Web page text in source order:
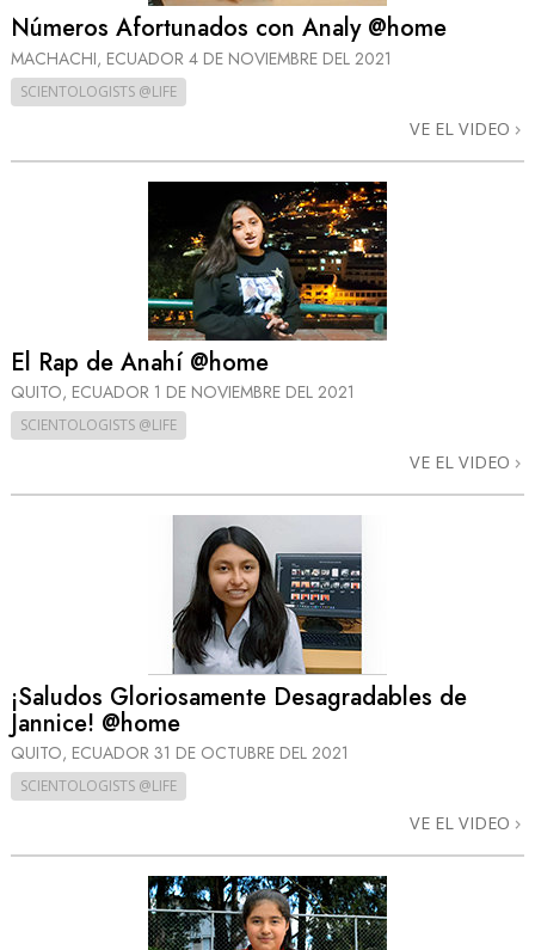
Números Afortunados con Analy @home
MACHACHI, ECUADOR 4 DE NOVIEMBRE DEL 2021
SCIENTOLOGISTS @LIFE
VE EL VIDEO
El Rap de Anahí @home
QUITO, ECUADOR 1 DE NOVIEMBRE DEL 2021
SCIENTOLOGISTS @LIFE
VE EL VIDEO
¡Saludos Gloriosamente Desagradables de
Jannice! @home
QUITO, ECUADOR 31 DE OCTUBRE DEL 2021
SCIENTOLOGISTS @LIFE
VE EL VIDEO